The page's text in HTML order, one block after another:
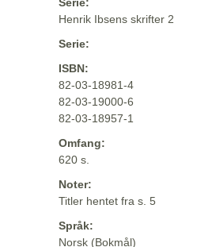
Henrik Ibsens skrifter 2
Serie:
ISBN:
82-03-18981-4
82-03-19000-6
82-03-18957-1
Omfang:
620 s.
Noter:
Titler hentet fra s. 5
Språk:
Norsk (Bokmål)